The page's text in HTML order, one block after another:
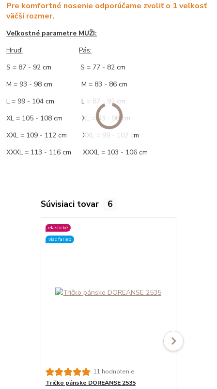
Pre komfortné nosenie odporúčame zvoliť o 1 veľkosť
väčší rozmer.
Veľkostné parametre MUŽI:
Hruď:
Pás:
S = 87 - 92 cm S = 77 - 82 cm
M = 93 - 98 cm M = 83 - 86 cm
L = 99 - 104 cm L = 87 - 92 cm
XL = 105 - 108 cm XL = 93 - 98 cm
XXL = 109 - 112 cm XXL = 99 - 102 cm
XXXL = 113 - 116 cm XXXL = 103 - 106 cm
Súvisiaci tovar 6
elastické
viac farieb
11 hodnotenie
Tričko pánske DOREANSE 2535